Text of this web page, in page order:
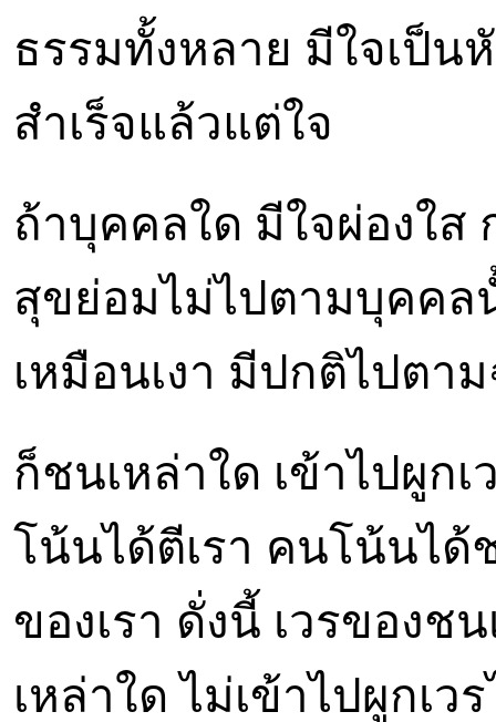
ธรรมทั้งหลาย มีใจเป็น
สำเร็จแล้วแต่ใจ
ถ้าบุคคลใด มีใจผ่องใส
สุขย่อมไม่ไปตามบุคคล
เหมือนเงา มีปกติไปตา
ก็ชนเหล่าใด เข้าไปผูก
โน้นได้ตีเรา คนโน้นได้
ของเรา ดั่งนี้ เวรของ
เหล่าใด ไม่เข้าไปผูกเ